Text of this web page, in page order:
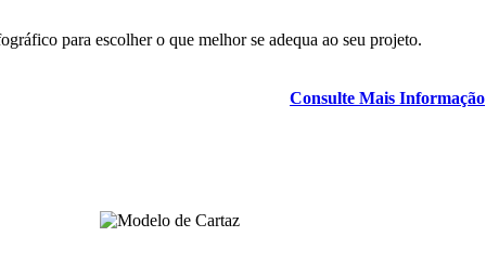
para escolher o que melhor se adequa ao seu projeto.
Consulte Mais Informação